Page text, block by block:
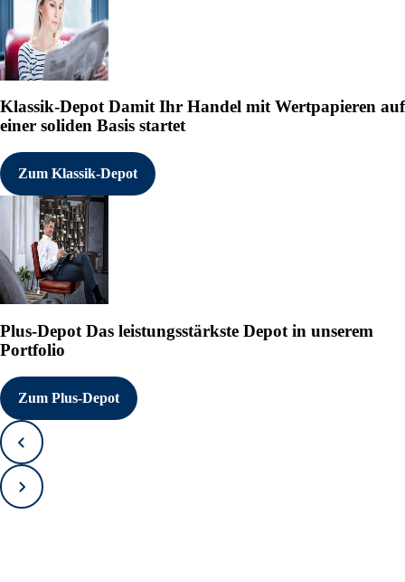
Klassik-DepotDamit Ihr Handel mit Wertpapieren auf
einer soliden Basis startet
Zum Klassik-Depot
Plus-Depot Das leistungsstärkste Depot in unserem
Portfolio
Zum Plus-Depot
Zurück
Vorwärts